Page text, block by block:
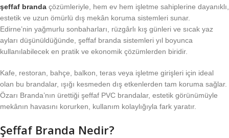
şeffaf branda çözümleriyle, hem ev hem işletme sahiplerine dayanıklı,
estetik ve uzun ömürlü dış mekân koruma sistemleri sunar.
Edirne’nin yağmurlu sonbaharları, rüzgârlı kış günleri ve sıcak yaz
ayları düşünüldüğünde, şeffaf branda sistemleri yıl boyunca
kullanılabilecek en pratik ve ekonomik çözümlerden biridir.
Kafe, restoran, bahçe, balkon, teras veya işletme girişleri için ideal
olan bu brandalar, ışığı kesmeden dış etkenlerden tam koruma sağlar.
Özarı Branda’nın ürettiği şeffaf PVC brandalar, estetik görünümüyle
mekânın havasını korurken, kullanım kolaylığıyla fark yaratır.
Şeffaf Branda Nedir?